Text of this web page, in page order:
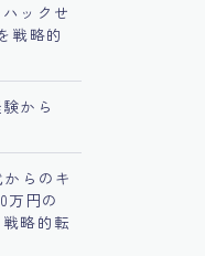
ックせ
戦略的
から
らのキ
万円の
略的転